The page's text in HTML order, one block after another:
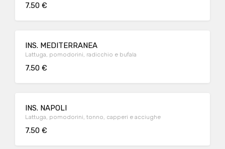
7.50 €
INS. MEDITERRANEA
Lattuga, pomodorini, radicchio e bufala
7.50 €
INS. NAPOLI
Lattuga, pomodorini, tonno, capperi e acciughe
7.50 €